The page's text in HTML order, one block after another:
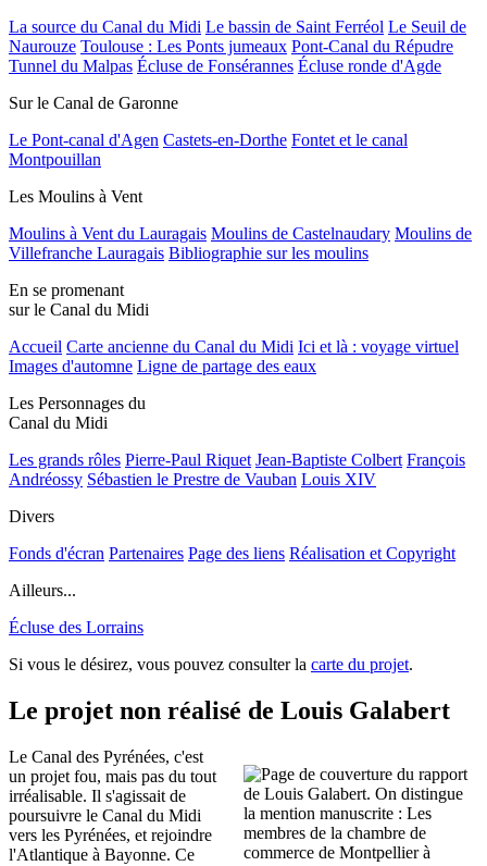
La source du Canal du Midi Le bassin de Saint Ferréol Le Seuil de
Naurouze Toulouse : Les Ponts jumeaux Pont-Canal du Répudre
Tunnel du Malpas Écluse de Fonsérannes Écluse ronde d'Agde
Sur le Canal de Garonne
Le Pont-canal d'Agen Castets-en-Dorthe Fontet et le canal
Montpouillan
Les Moulins à Vent
Moulins à Vent du Lauragais Moulins de Castelnaudary Moulins de
Villefranche Lauragais Bibliographie sur les moulins
En se promenant
sur le Canal du Midi
Accueil Carte ancienne du Canal du Midi Ici et là : voyage virtuel
Images d'automne Ligne de partage des eaux
Les Personnages du
Canal du Midi
Les grands rôles Pierre-Paul Riquet Jean-Baptiste Colbert François
Andréossy Sébastien le Prestre de Vauban Louis XIV
Divers
Fonds d'écran Partenaires Page des liens Réalisation et Copyright
Ailleurs...
Écluse des Lorrains
Si vous le désirez, vous pouvez consulter la carte du projet.
Le projet non réalisé de Louis Galabert
Le Canal des Pyrénées, c'est
un projet fou, mais pas du tout
irréalisable. Il s'agissait de
poursuivre le Canal du Midi
vers les Pyrénées, et rejoindre
l'Atlantique à Bayonne. Ce